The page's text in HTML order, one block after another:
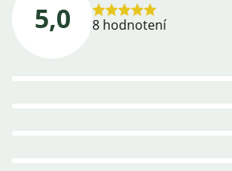
5,0
Priemerné
8 hodnotení